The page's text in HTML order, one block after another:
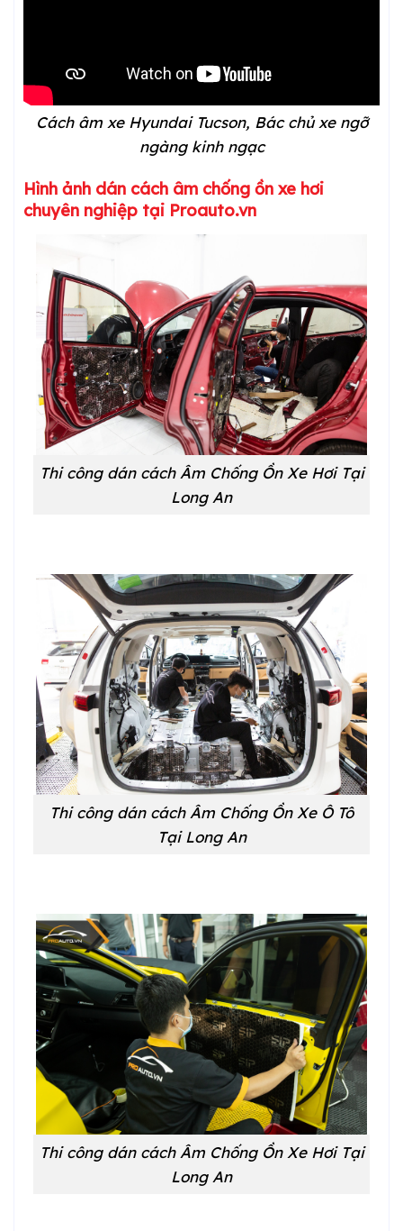
Cách âm xe Hyundai Tucson, Bác chủ xe ngỡ
ngàng kinh ngạc
Hình ảnh dán cách âm chống ồn xe hơi
chuyên nghiệp tại Proauto.vn
Thi công dán cách Âm Chống Ồn Xe Hơi Tại
Long An
Thi công dán cách Âm Chống Ồn Xe Ô Tô
Tại Long An
Thi công dán cách Âm Chống Ồn Xe Hơi Tại
Long An